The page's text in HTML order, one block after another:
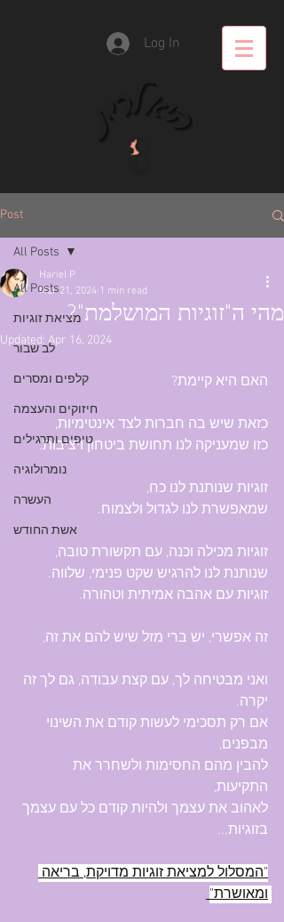
Log In
Post
All Posts
מציאת זוגיות
לב שבור
קלפים ומסרים
חיזוקים והעצמה
טיפים ותרגילים
נומרולוגיה
העשרה
אשת החודש
All Posts
מהי ה"זוגיות המושלמת"?
Hariel P
Mar 21, 2024 1 min read
Updated: Apr 16, 2024
האם היא קיימת?
כזאת שיש בה חברות לצד אינטימיות,
כזו שמעניקה לנו תחושת ביטחון ויציבות.
זוגיות שנותנת לנו כח,
שמאפשרת לנו לגדול ולצמוח.
זוגיות מכילה וכנה, עם תקשורת טובה,
שנותנת לנו להרגיש שקט פנימי, שלווה.
זוגיות עם אהבה אמיתית וטהורה.
זה אפשרי, יש ברי מזל שיש להם את זה,
ואני מבטיחה לך, עם קצת עבודה, גם לך זה
יקרה.
אם רק תסכימי לעשות קודם את השינוי
מבפנים,
להבין מהם החסימות ולשחרר את
התקיעות,
לאהוב את עצמך ולהיות קודם כל עם עצמך
בזוגיות...
"המסלול למציאת זוגיות מדויקת, בריאה
ומאושרת"